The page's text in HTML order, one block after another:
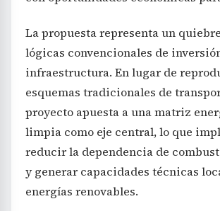
La propuesta representa un
lógicas convencionales de
infraestructura. En lugar de
esquemas tradicionales de
proyecto apuesta a una matriz
limpia como eje central, lo que
reducir la dependencia de
y generar capacidades técnicas
energías renovables.